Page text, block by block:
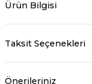
Ürün Bilgisi
Taksit Seçenekleri
Önerileriniz